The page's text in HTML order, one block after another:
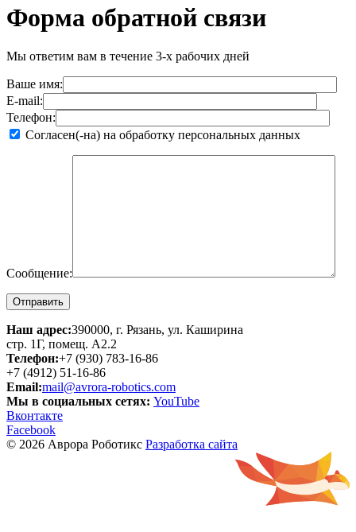
Форма обратной связи
Мы ответим вам в течение 3-х рабочих дней
Ваше имя:
E-mail:
Телефон:
Согласен(-на) на обработку персональных данных
Сообщение:
Наш адрес:390000, г. Рязань, ул. Каширина
стр. 1Г, помещ. А2.2
Телефон:+7 (930) 783-16-86
+7 (4912) 51-16-86
Email:mail@avrora-robotics.com
Мы в социальных сетях: YouTube
Вконтакте
Facebook
© 2026 Аврора Роботикс Разработка сайта